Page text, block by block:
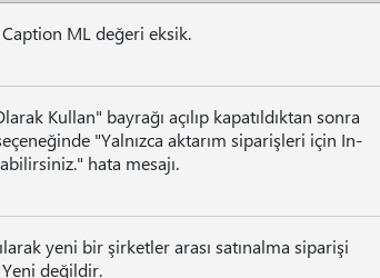
ML değeri eksik.
Kullan" bayrağı açılıp kapatıldıktan sonra
"Yalnızca aktarım siparişleri için In-
hata mesajı.
yeni bir şirketler arası satınalma siparişi
değildir.